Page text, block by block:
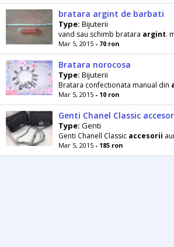
bratara argint de barbati
Type: Bijuterii
vand sau schimb bratara argint.
Mar 5, 2015 - 70 ron
Bratara norocosa
Type: Bijuterii
Bratara confectionata manual din
Mar 5, 2015 - 10 ron
Type: Genti
Genti Chanell Classic accesorii
Mar 5, 2015 - 185 ron